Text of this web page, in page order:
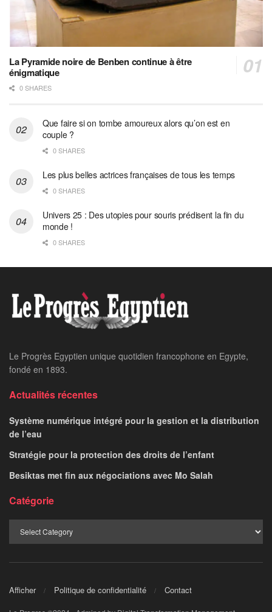
La Pyramide noire de Benben continue à être
énigmatique
0 SHARES
Que faire si on tombe amoureux alors qu’on est en
couple ?
0 SHARES
Les plus belles actrices françaises de tous les temps
0 SHARES
Univers 25 : Des utopies pour souris prédisent la fin du
monde !
0 SHARES
Le Progrès Egyptien unique quotidien francophone en Egypte,
fondé en 1893.
Actualités récentes
Système numérique intégré pour la gestion et la distribution
de l’eau
Stratégie pour la protection des droits de l’enfant
Besiktas met fin aux négociations avec Mo Salah
Catégorie
Afficher Politique de confidentialité Contact